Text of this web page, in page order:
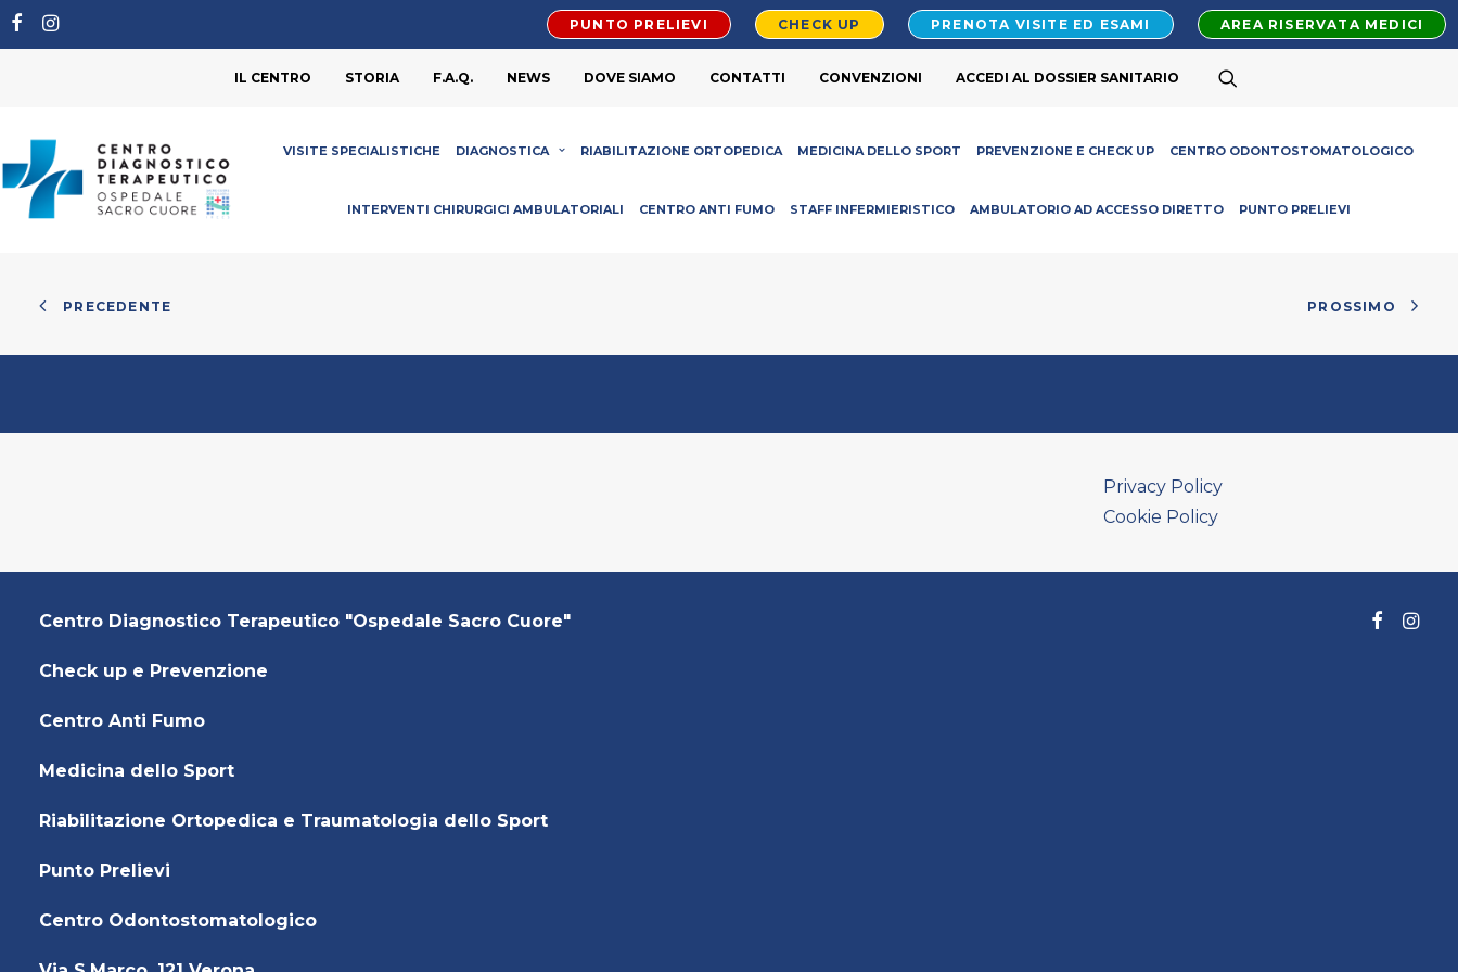
PUNTO PRELIEVI CHECK UP PRENOTA VISITE ED ESAMI AREA RISERVATA MEDICI
IL CENTRO STORIA F.A.Q. NEWS DOVE SIAMO CONTATTI CONVENZIONI ACCEDI AL DOSSIER SANITARIO
VISITE SPECIALISTICHE DIAGNOSTICA RIABILITAZIONE ORTOPEDICA MEDICINA DELLO SPORT PREVENZIONE E CHECK UP CENTRO ODONTOSTOMATOLOGICO
INTERVENTI CHIRURGICI AMBULATORIALI CENTRO ANTI FUMO STAFF INFERMIERISTICO AMBULATORIO AD ACCESSO DIRETTO PUNTO PRELIEVI
PRECEDENTE PROSSIMO
Privacy Policy
Cookie Policy
Centro Diagnostico Terapeutico "Ospedale Sacro Cuore"
Check up e Prevenzione
Centro Anti Fumo
Medicina dello Sport
Riabilitazione Ortopedica e Traumatologia dello Sport
Punto Prelievi
Centro Odontostomatologico